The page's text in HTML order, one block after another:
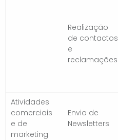
Realização
de contactos
e
reclamações
Atividades
comerciais
e de
marketing
Envio de
Newsletters